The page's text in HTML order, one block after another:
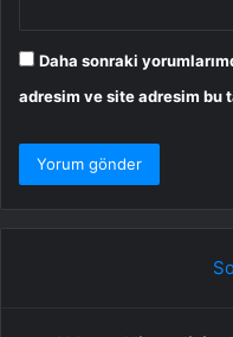
Daha sonraki
adresim ve site adresim bu